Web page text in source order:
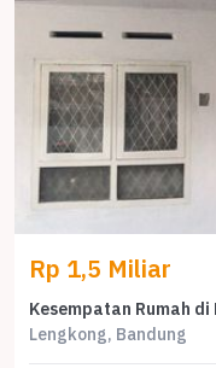
Rp 1,5 Miliar
Lengkong, Bandung